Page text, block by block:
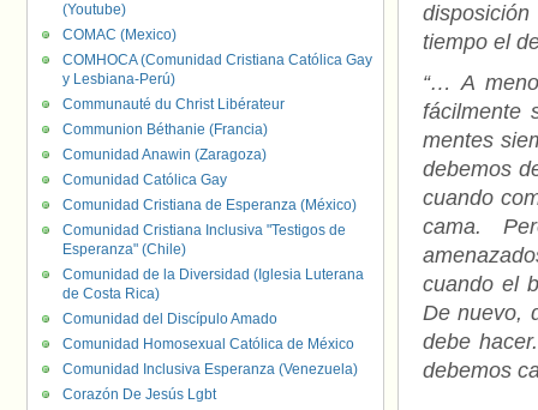
tiempo el
“… A
fácilmente
mentes
debemos
cuando
cama.
cuando el
De nuevo,
debe
debemos
(Youtube)
COMAC (Mexico)
COMHOCA (Comunidad Cristiana Católica Gay
y Lesbiana-Perú)
Communauté du Christ Libérateur
Communion Béthanie (Francia)
Comunidad Anawin (Zaragoza)
Comunidad Católica Gay
Comunidad Cristiana de Esperanza (México)
Comunidad Cristiana Inclusiva "Testigos de
Esperanza" (Chile)
Comunidad de la Diversidad (Iglesia Luterana
de Costa Rica)
Comunidad del Discípulo Amado
Comunidad Homosexual Católica de México
Comunidad Inclusiva Esperanza (Venezuela)
Corazón De Jesús Lgbt